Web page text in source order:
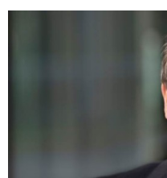
kansen te grijpen.